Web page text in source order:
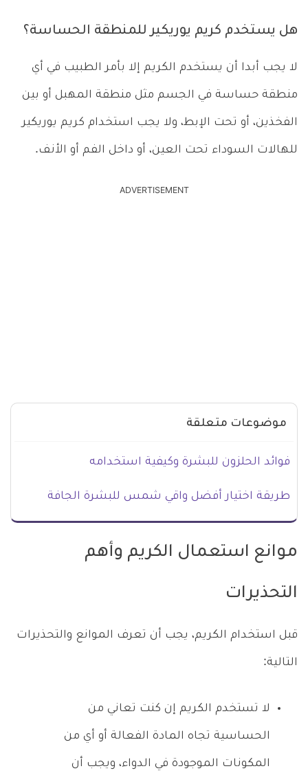
هل يستخدم كريم يوريكير للمنطقة الحساسة؟
لا يجب أبدا أن يستخدم الكريم إلا بأمر الطبيب في أي
منطقة حساسة في الجسم مثل منطقة المهبل أو بين
الفخذين، أو تحت الإبط، ولا يجب استخدام كريم يوريكير
للهالات السوداء تحت العين، أو داخل الفم أو الأنف.
ADVERTISEMENT
موضوعات متعلقة
فوائد الحلزون للبشرة وكيفية استخدامه
طريقة اختيار أفضل واقي شمس للبشرة الجافة
موانع استعمال الكريم وأهم
التحذيرات
قبل استخدام الكريم، يجب أن تعرف الموانع والتحذيرات
التالية:
لا تستخدم الكريم إن كنت تعاني من
الحساسية تجاه المادة الفعالة أو أي من
المكونات الموجودة في الدواء، ويجب أن